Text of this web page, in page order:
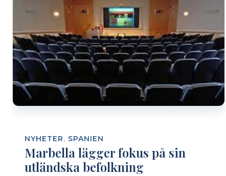
NYHETER, SPANIEN
Marbella lägger fokus på sin
utländska befolkning